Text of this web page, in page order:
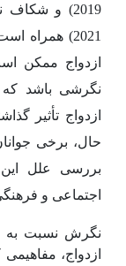
2019) و شکاف نسلی بین فرزندان و والدین (ادکوکس
2021) همراه
ازدواج ممکن
نگرشی باشد که
ازدواج تأثیر
حال، برخی
بررسی علل
اجتماعی و
نگرش نسبت به
ازدواج،